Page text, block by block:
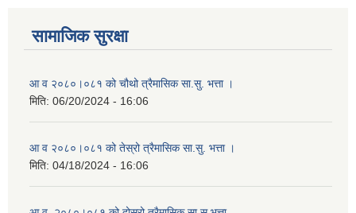
सामाजिक सुरक्षा
आ व २०८०।०८१ को चौथो त्रैमासिक सा.सु. भत्ता ।
मिति: 06/20/2024 - 16:06
आ व २०८०।०८१ को तेस्रो त्रैमासिक सा.सु. भत्ता ।
मिति: 04/18/2024 - 16:06